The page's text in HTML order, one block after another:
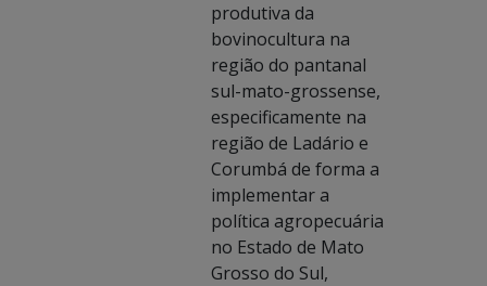
produtiva da
bovinocultura na
região do pantanal
sul-mato-grossense,
especificamente na
região de Ladário e
Corumbá de forma a
implementar a
política agropecuária
no Estado de Mato
Grosso do Sul,